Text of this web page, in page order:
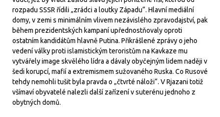
rozpadu SSSR řídili „zrádci a loutky Západu“. Hlavní mediální
domy, v zemi s minimálním vlivem nezávislého zpravodajství, pak
během prezidentských kampaní upřednostňovaly oproti
ostatním kandidátům hlavně Putina. Přikrášlené zprávy o jeho
vedení války proti islamistickým teroristům na Kavkaze mu
vytvářely image skvělého lídra a dávaly obyčejným lidem naději v
šedi korupcí, mafií a extremismem sužovaného Ruska. Co Rusové
tehdy nemohli tušit byla pravda o „čtvrté náloži“. V Rjazani totiž
všímaví obyvatelé nalezli další zařízení v suterénu jednoho z
obytných domů.